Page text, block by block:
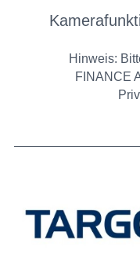
Hinweis:
FINANCE